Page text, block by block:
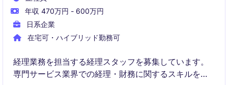
年収 470万円 - 600万円
日系企業
在宅可・ハイブリッド勤務可
経理業務を担当する経理スタッフを募集しています。
専門サービス業界での経理・財務に関するスキルを活